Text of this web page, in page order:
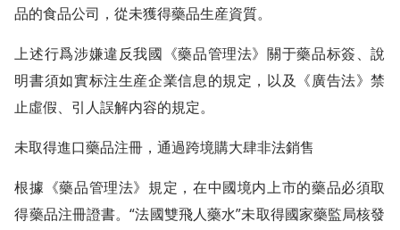
品的食品公司，從未獲得藥品生産資質。
上述行爲涉嫌違反我國《藥品管理法》關于藥品标簽、說
明書須如實标注生産企業信息的規定，以及《廣告法》禁
止虛假、引人誤解内容的規定。
未取得進口藥品注冊，通過跨境購大肆非法銷售
根據《藥品管理法》規定，在中國境内上市的藥品必須取
得藥品注冊證書。“法國雙飛人藥水”未取得國家藥監局核發